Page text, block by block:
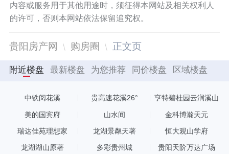
内容或服务用于其他用途时，须征得本网站及相关权利人
的许可，否则本网站依法保留追究权。
贵阳房产网 购房圈 正文页
附近楼盘 最新楼盘 为您推荐 同价楼盘 区域楼盘
中铁阅花溪 贵高速花溪26° 亨特碧桂园云涧溪山
美的国宾府 山水间 金科博瀚天元
瑞达佳苑理想家 龙湖景粼天著 恒大观山学府
龙湖湖山原著 多彩贵州城 贵阳天阶万达广场